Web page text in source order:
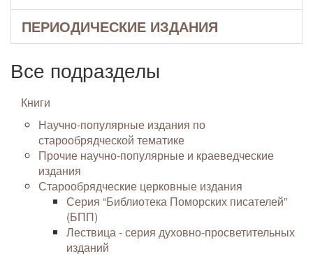
ПЕРИОДИЧЕСКИЕ ИЗДАНИЯ
Все подразделы
Книги
Научно-популярные издания по
старообрядческой тематике
Прочие научно-популярные и краеведческие
издания
Старообрядческие церковные издания
Серия “Библиотека Поморских писателей”
(БПП)
Лествица - серия духовно-просветительных
изданий